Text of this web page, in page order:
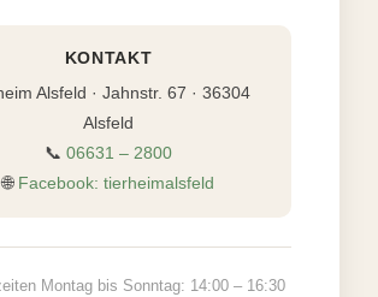
KONTAKT
Alsfeld · Jahnstr. 67 · 36304
Alsfeld
📞 06631 – 2800
🌐 Facebook: tierheimalsfeld
Montag bis Sonntag: 14:00 – 16:30